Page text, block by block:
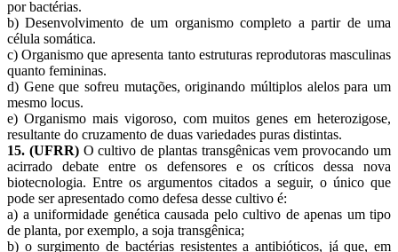
por bactérias.
b) Desenvolvimento de um organismo completo a partir de uma
célula somática.
c) Organismo que apresenta tanto estruturas reprodutoras masculinas
quanto femininas.
d) Gene que sofreu mutações, originando múltiplos alelos para um
mesmo locus.
e) Organismo mais vigoroso, com muitos genes em heterozigose,
resultante do cruzamento de duas variedades puras distintas.
15. (UFRR)O cultivo de plantas transgênicas vem provocando um
acirrado debate entre os defensores e os críticos dessa nova
biotecnologia. Entre os argumentos citados a seguir, o único que
pode ser apresentado como defesa desse cultivo é:
a) a uniformidade genética causada pelo cultivo de apenas um tipo
de planta, por exemplo, a soja transgênica;
b) o surgimento de bactérias resistentes a antibióticos, já que, em